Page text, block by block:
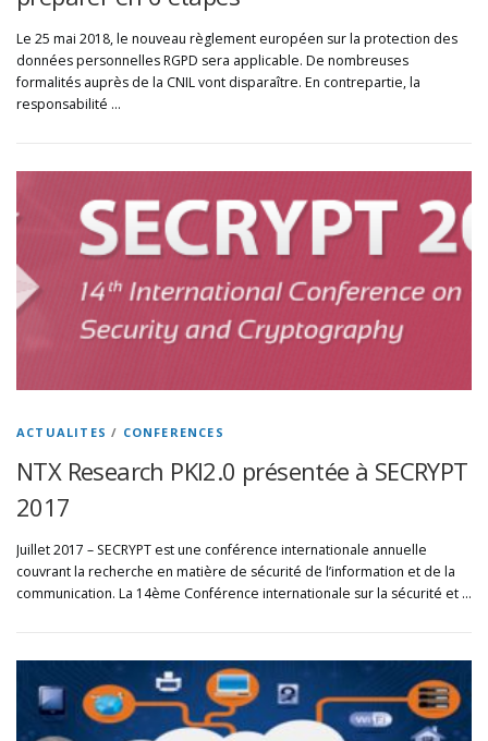
Le 25 mai 2018, le nouveau règlement européen sur la protection des
données personnelles RGPD sera applicable. De nombreuses
formalités auprès de la CNIL vont disparaître. En contrepartie, la
responsabilité …
ACTUALITES / CONFERENCES
NTX Research PKI2.0 présentée à SECRYPT
2017
Juillet 2017 – SECRYPT est une conférence internationale annuelle
couvrant la recherche en matière de sécurité de l’information et de la
communication. La 14ème Conférence internationale sur la sécurité et …